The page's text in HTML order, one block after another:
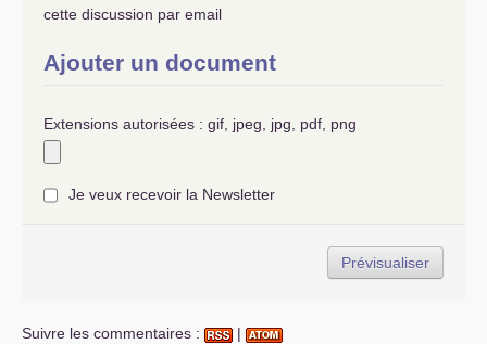
cette discussion par email
Ajouter un document
Extensions autorisées : gif, jpeg, jpg, pdf, png
Je veux recevoir la Newsletter
Suivre les commentaires : |